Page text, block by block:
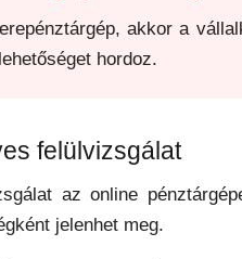
akkor a
hordoz.
felülvizsgálat
az online
jelenhet meg.